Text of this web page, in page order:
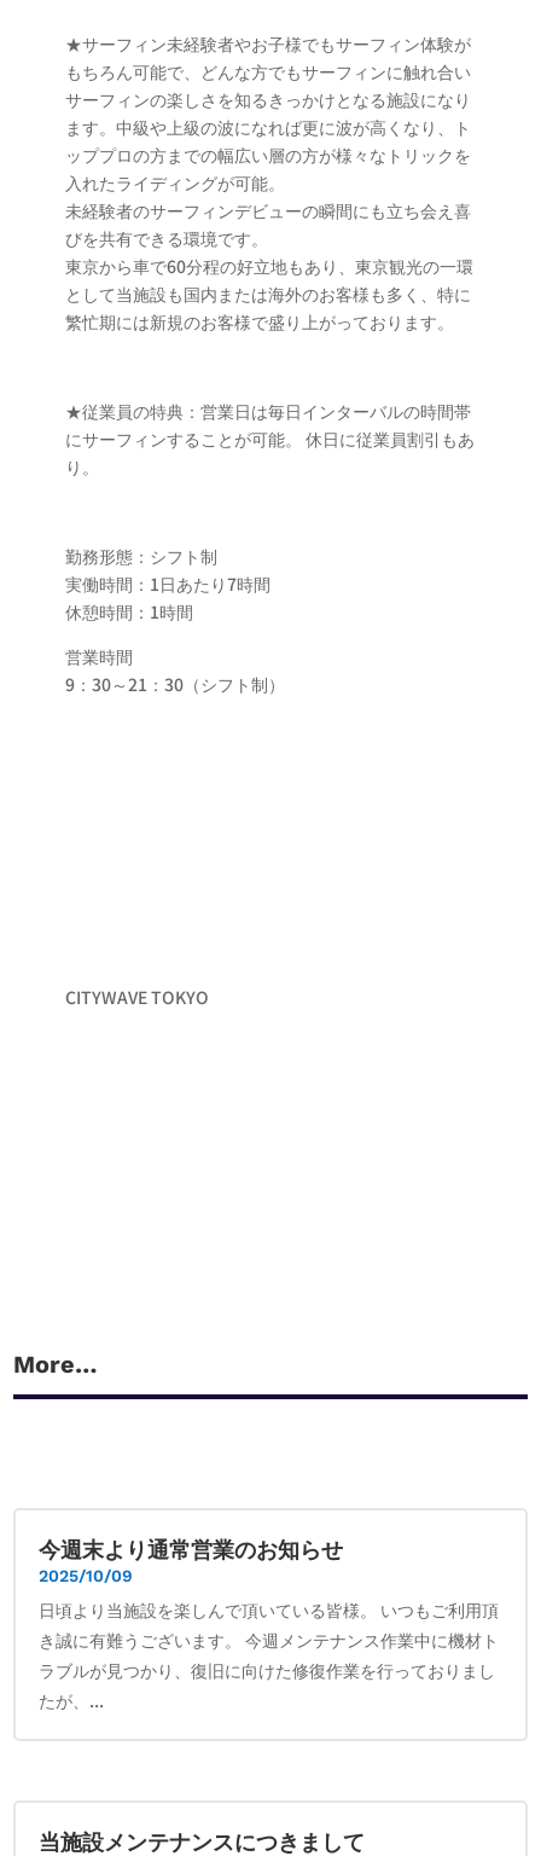
★サーフィン未経験者やお子様でもサーフィン体験が
もちろん可能で、どんな方でもサーフィンに触れ合い
サーフィンの楽しさを知るきっかけとなる施設になり
ます。中級や上級の波になれば更に波が高くなり、ト
ッププロの方までの幅広い層の方が様々なトリックを
入れたライディングが可能。
未経験者のサーフィンデビューの瞬間にも立ち会え喜
びを共有できる環境です。
東京から車で60分程の好立地もあり、東京観光の一環
として当施設も国内または海外のお客様も多く、特に
繁忙期には新規のお客様で盛り上がっております。
★従業員の特典：営業日は毎日インターバルの時間帯
にサーフィンすることが可能。 休日に従業員割引もあ
り。
勤務形態：シフト制
実働時間：1日あたり7時間
休憩時間：1時間
営業時間
9：30～21：30（シフト制）
CITYWAVE TOKYO
More…
今週末より通常営業のお知らせ
2025/10/09
日頃より当施設を楽しんで頂いている皆様。 いつもご利用頂
き誠に有難うございます。 今週メンテナンス作業中に機材ト
ラブルが見つかり、復旧に向けた修復作業を行っておりまし
たが、...
当施設メンテナンスにつきまして